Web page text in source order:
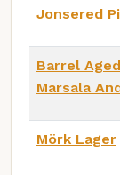
Jonsered
Barrel
Marsala
Mörk Lager